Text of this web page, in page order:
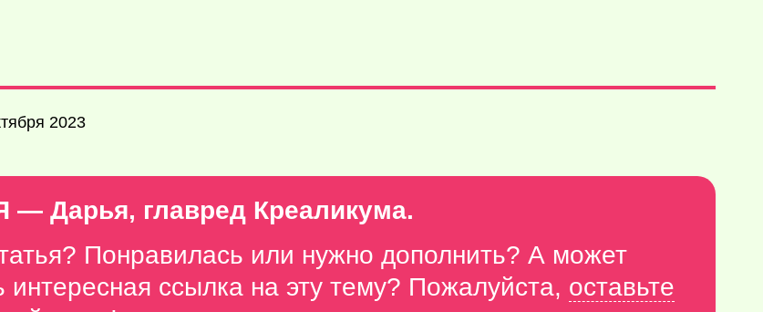
2023
— Дарья, главред Креаликума.
Понравилась или нужно дополнить? А может
интересная ссылка на эту тему? Пожалуйста, оставьте